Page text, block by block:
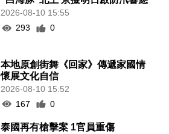
2026-08-10 15:55
293
0
本地原創街舞《回家》傳遞家國情
懷展文化自信
2026-08-10 15:52
167
0
泰國再有槍擊案 1官員重傷